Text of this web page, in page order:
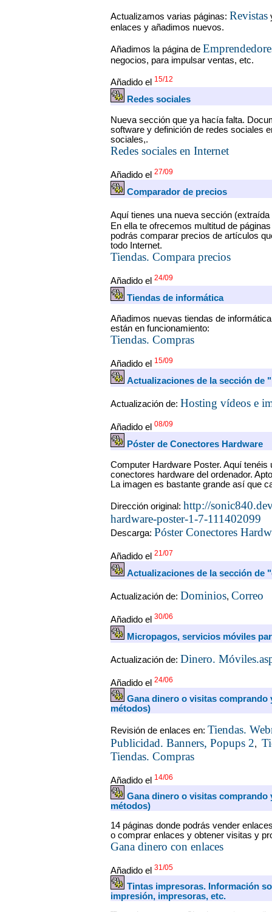
Actualizamos varias páginas: Revistas
enlaces y añadimos nuevos.
Añadimos la página de
negocios, para impulsar ventas, etc.
Añadido el 15/12
Redes sociales
Nueva sección que ya hacía falta.
software y definición de redes sociales
sociales,.
Redes sociales en Internet
Añadido el 27/09
Comparador de precios
Aquí tienes una nueva sección
En ella te ofrecemos multitud de
podrás comparar precios de artículos
todo Internet.
Tiendas. Compara precios
Añadido el 24/09
Tiendas de informática
Añadimos nuevas tiendas de
están en funcionamiento:
Tiendas. Compras
Añadido el 15/09
Actualizaciones de la sección de
Actualización de: Hosting vídeos e
Añadido el 08/09
Póster de Conectores Hardware
Computer Hardware Poster. Aquí tenéis
conectores hardware del ordenador.
La imagen es bastante grande así que
Dirección original: http://
hardware-poster-1-7-111402099
Descarga: Póster Conectores
Añadido el 21/07
Actualizaciones de la sección de
Actualización de: Dominios, Correo
Añadido el 30/06
Micropagos, servicios móviles
Actualización de: Dinero.
Añadido el 24/06
Gana dinero o visitas comprando
métodos)
Revisión de enlaces en: Tiendas.
Publicidad. Banners, Popups 2,
Tiendas. Compras
Añadido el 14/06
Gana dinero o visitas comprando
métodos)
14 páginas donde podrás vender
o comprar enlaces y obtener visitas y
Gana dinero con enlaces
Añadido el 31/05
Tintas impresoras. Información
impresión, impresoras, etc.